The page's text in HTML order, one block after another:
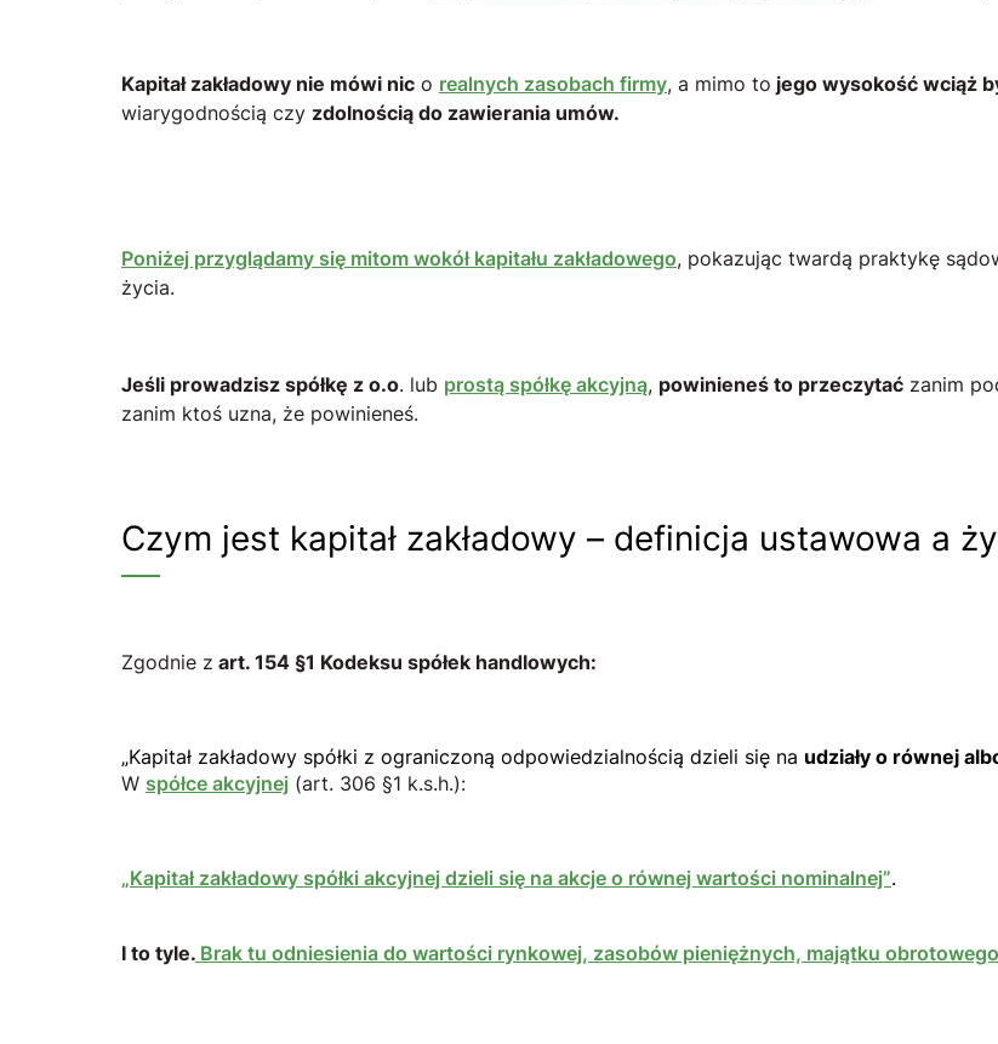
Kapitał zakładowy nie mówi nic o realnych zasobach firmy, a mimo to jego wysokość wciąż
wiarygodnością czy zdolnością do zawierania umów.
Poniżej przyglądamy się mitom wokół kapitału zakładowego, pokazując twardą praktykę
życia.
Jeśli prowadzisz spółkę z o.o. lub prostą spółkę akcyjną, powinieneś to przeczytać zanim
zanim ktoś uzna, że powinieneś.
Czym jest kapitał zakładowy – definicja ustawowa a
Zgodnie z art. 154 §1 Kodeksu spółek handlowych:
„Kapitał zakładowy spółki z ograniczoną odpowiedzialnością dzieli się na udziały o równej
W spółce akcyjnej (art. 306 §1 k.s.h.):
„Kapitał zakładowy spółki akcyjnej dzieli się na akcje o równej wartości nominalnej”.
I to tyle. Brak tu odniesienia do wartości rynkowej, zasobów pieniężnych, majątku